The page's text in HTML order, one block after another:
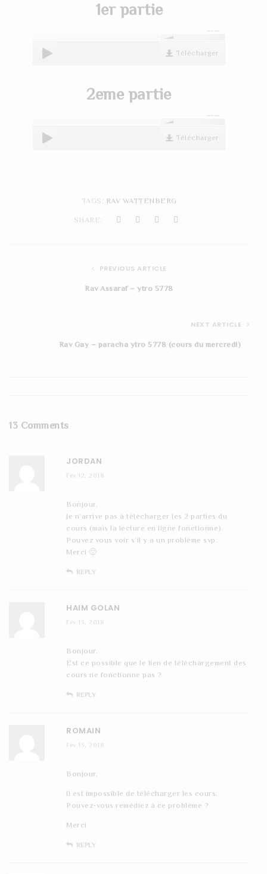
1er partie
00:00
Télécharger
2eme partie
00:00
Télécharger
TAGS: RAV WATTENBERG
SHARE:
PREVIOUS ARTICLE
Rav Assaraf – ytro 5778
NEXT ARTICLE
Rav Gay – paracha ytro 5778 (cours du mercredi)
13 Comments
JORDAN
Fév 12, 2018
Bonjour,
Je n’arrive pas à télécharger les 2 parties du
cours (mais la lecture en ligne fonctionne).
Pouvez vous voir s’il y a un problème svp.
Merci 🙂
REPLY
HAIM GOLAN
Fév 13, 2018
Bonjour,
Est ce possible que le lien de téléchargement des
cours ne fonctionne pas ?
REPLY
ROMAIN
Fév 13, 2018
Bonjour,
Il est impossible de télécharger les cours.
Pouvez-vous remédiez à ce problème ?
Merci
REPLY